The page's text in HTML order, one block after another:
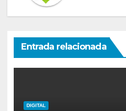
Entrada relacionada
DIGITAL